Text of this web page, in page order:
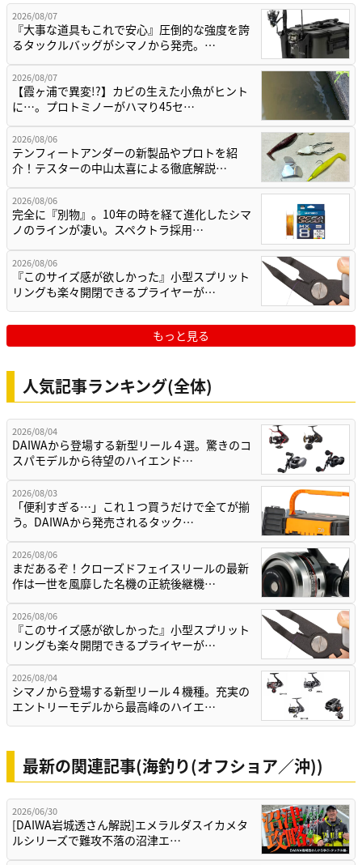
2026/08/07
『大事な道具もこれで安心』圧倒的な強度を誇
るタックルバッグがシマノから発売。…
2026/08/07
【霞ヶ浦で異変!?】カビの生えた小魚がヒント
に…。プロトミノーがハマり45セ…
2026/08/06
テンフィートアンダーの新製品やプロトを紹
介！テスターの中山太喜による徹底解説…
2026/08/06
完全に『別物』。10年の時を経て進化したシマ
ノのラインが凄い。スペクトラ採用…
2026/08/06
『このサイズ感が欲しかった』小型スプリット
リングも楽々開閉できるプライヤーが…
もっと見る
人気記事ランキング(全体)
2026/08/04
DAIWAから登場する新型リール４選。驚きのコ
スパモデルから待望のハイエンド…
2026/08/03
「便利すぎる…」これ１つ買うだけで全てが揃
う。DAIWAから発売されるタック…
2026/08/06
まだあるぞ！クローズドフェイスリールの最新
作は一世を風靡した名機の正統後継機…
2026/08/06
『このサイズ感が欲しかった』小型スプリット
リングも楽々開閉できるプライヤーが…
2026/08/04
シマノから登場する新型リール４機種。充実の
エントリーモデルから最高峰のハイエ…
最新の関連記事(海釣り(オフショア／沖))
2026/06/30
[DAIWA岩城透さん解説]エメラルダスイカメタ
ルシリーズで難攻不落の沼津エ…